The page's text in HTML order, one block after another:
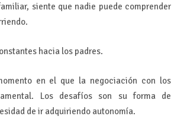
siente que nadie puede comprender
hacia los padres.
en el que la negociación con los
Los desafíos son su forma de
de ir adquiriendo autonomía.